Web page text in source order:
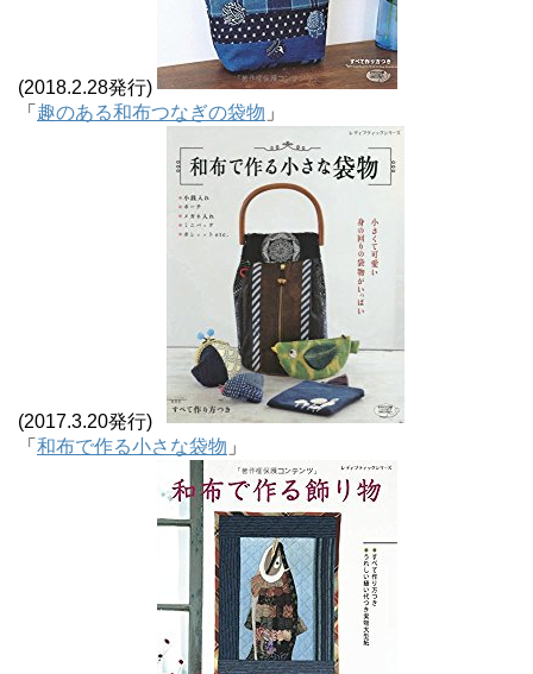
(2018.2.28発行)
「 趣のある和布つなぎの袋物 」
(2017.3.20発行)
「 和布で作る小さな袋物 」